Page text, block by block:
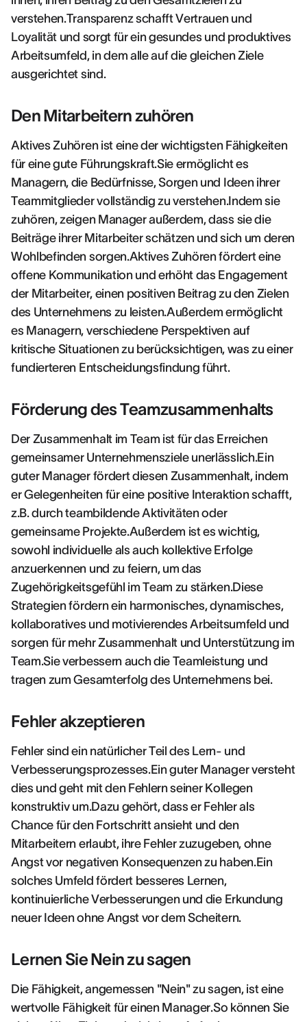
verstehen.Transparenz schafft Vertrauen und
Loyalität und sorgt für ein gesundes und produktives
Arbeitsumfeld, in dem alle auf die gleichen Ziele
ausgerichtet sind.
Den Mitarbeitern zuhören
Aktives Zuhören ist eine der wichtigsten Fähigkeiten
für eine gute Führungskraft.Sie ermöglicht es
Managern, die Bedürfnisse, Sorgen und Ideen ihrer
Teammitglieder vollständig zu verstehen.Indem sie
zuhören, zeigen Manager außerdem, dass sie die
Beiträge ihrer Mitarbeiter schätzen und sich um deren
Wohlbefinden sorgen.Aktives Zuhören fördert eine
offene Kommunikation und erhöht das Engagement
der Mitarbeiter, einen positiven Beitrag zu den Zielen
des Unternehmens zu leisten.Außerdem ermöglicht
es Managern, verschiedene Perspektiven auf
kritische Situationen zu berücksichtigen, was zu einer
fundierteren Entscheidungsfindung führt.
Förderung des Teamzusammenhalts
Der Zusammenhalt im Team ist für das Erreichen
gemeinsamer Unternehmensziele unerlässlich.Ein
guter Manager fördert diesen Zusammenhalt, indem
er Gelegenheiten für eine positive Interaktion schafft,
z.B. durch teambildende Aktivitäten oder
gemeinsame Projekte.Außerdem ist es wichtig,
sowohl individuelle als auch kollektive Erfolge
anzuerkennen und zu feiern, um das
Zugehörigkeitsgefühl im Team zu stärken.Diese
Strategien fördern ein harmonisches, dynamisches,
kollaboratives und motivierendes Arbeitsumfeld und
sorgen für mehr Zusammenhalt und Unterstützung im
Team.Sie verbessern auch die Teamleistung und
tragen zum Gesamterfolg des Unternehmens bei.
Fehler akzeptieren
Fehler sind ein natürlicher Teil des Lern- und
Verbesserungsprozesses.Ein guter Manager versteht
dies und geht mit den Fehlern seiner Kollegen
konstruktiv um.Dazu gehört, dass er Fehler als
Chance für den Fortschritt ansieht und den
Mitarbeitern erlaubt, ihre Fehler zuzugeben, ohne
Angst vor negativen Konsequenzen zu haben.Ein
solches Umfeld fördert besseres Lernen,
kontinuierliche Verbesserungen und die Erkundung
neuer Ideen ohne Angst vor dem Scheitern.
Lernen Sie Nein zu sagen
Die Fähigkeit, angemessen "Nein" zu sagen, ist eine
wertvolle Fähigkeit für einen Manager.So können Sie